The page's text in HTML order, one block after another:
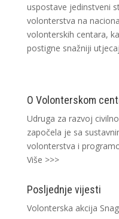
uspostave jedinstveni
volonterstva na
volonterskih centara,
postigne snažniji
O Volonterskom
Udruga za razvoj
započela je sa
volonterstva i
Više >>>
Posljednje vijesti
Volonterska akcija